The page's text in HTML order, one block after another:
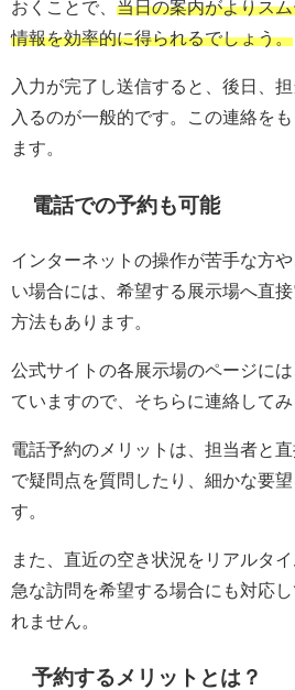
おくことで、 当日の案内がよりス
情報を効率的に得られるでしょう。
入力が完了し送信すると、後日、
入るのが一般的です。この連絡を
ます。
電話での予約も可能
インターネットの操作が苦手な方
い場合には、希望する展示場へ直
方法もあります。
公式サイトの各展示場のページに
ていますので、そちらに連絡してみ
電話予約のメリットは、担当者と
で疑問点を質問したり、細かな要
す。
また、直近の空き状況をリアルタ
急な訪問を希望する場合にも対応し
れません。
予約するメリットとは？